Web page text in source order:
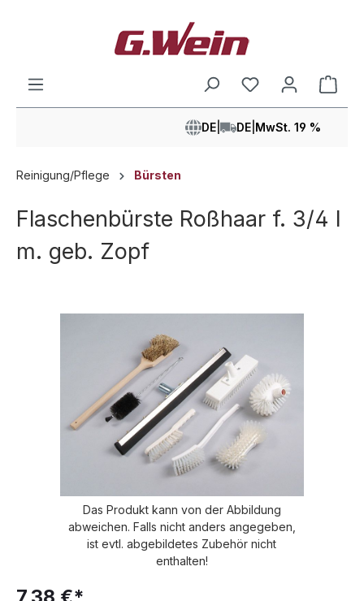
DE DE MwSt. 19 %
Reinigung/Pflege Bürsten
Flaschenbürste Roßhaar f. 3/4 l
m. geb. Zopf
Das Produkt kann von der Abbildung
abweichen. Falls nicht anders angegeben,
ist evtl. abgebildetes Zubehör nicht
enthalten!